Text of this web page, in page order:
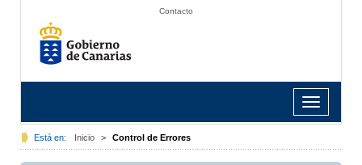
Contacto
Toggle
navigation
Está en: Inicio > Control de Errores